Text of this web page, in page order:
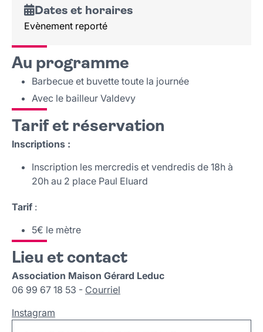
Dates et horaires
Evènement reporté
Au programme
Barbecue et buvette toute la journée
Avec le bailleur Valdevy
Tarif et réservation
Inscriptions :
Inscription les mercredis et vendredis de 18h à
20h au 2 place Paul Eluard
Tarif :
5€ le mètre
Lieu et contact
Association Maison Gérard Leduc
06 99 67 18 53 - Courriel
Instagram